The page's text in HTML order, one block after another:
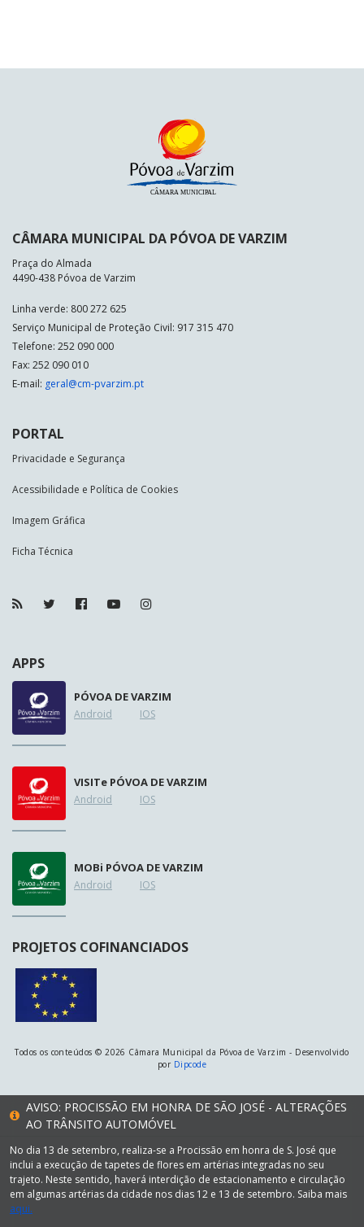
CÂMARA MUNICIPAL DA PÓVOA DE VARZIM
Praça do Almada
4490-438 Póvoa de Varzim
Linha verde: 800 272 625
Serviço Municipal de Proteção Civil: 917 315 470
Telefone: 252 090 000
Fax: 252 090 010
E-mail: geral@cm-pvarzim.pt
PORTAL
Privacidade e Segurança
Acessibilidade e Política de Cookies
Imagem Gráfica
Ficha Técnica
APPS
PÓVOA DE VARZIM
Android IOS
VISITe PÓVOA DE VARZIM
Android IOS
MOBi PÓVOA DE VARZIM
Android IOS
PROJETOS COFINANCIADOS
Todos os conteúdos © 2026 Câmara Municipal da Póvoa de Varzim - Desenvolvido
por Dipcode
AVISO: PROCISSÃO EM HONRA DE SÃO JOSÉ - ALTERAÇÕES
AO TRÂNSITO AUTOMÓVEL
No dia 13 de setembro, realiza-se a Procissão em honra de S. José que
inclui a execução de tapetes de flores em artérias integradas no seu
trajeto. Neste sentido, haverá interdição de estacionamento e circulação
em algumas artérias da cidade nos dias 12 e 13 de setembro. Saiba mais
aqui.